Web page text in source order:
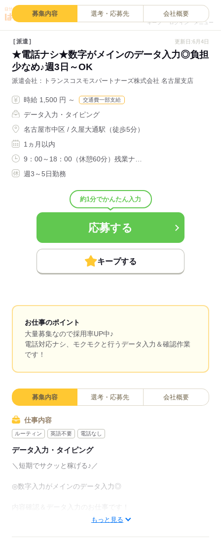
キープ ログイン メニュー
募集内容 選考・応募先 会社概要
派遣 更新日:6月4日
★電話ナシ★数字がメインのデータ入力◎負担
少なめ♪週3日～OK
派遣会社 トランスコスモスパートナーズ株式会社 名古屋支店
時給 1,500 円 ～ 交通費一部支給
データ入力・タイピング
名古屋市中区 / 久屋大通駅（徒歩5分）
1ヵ月以内
9：00～18：00（休憩60分）残業ナ…
週3～5日勤務
約1分でかんたん入力
応募する
キープする
お仕事のポイント
大量募集なので採用率UP中♪
電話対応ナシ、モクモクと行うデータ入力＆確認作業
です！
募集内容 選考・応募先 会社概要
仕事内容
ルーティン 英語不要 電話なし
データ入力・タイピング
＼短期でサクッと稼げる♪／
◎数字入力がメインのデータ入力◎
内容確認＆データ入力のお仕事です！
・登録内容の確認
もっと見る